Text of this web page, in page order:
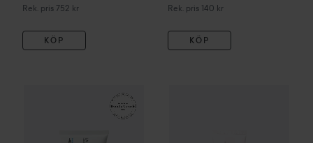
Rek. pris 752 kr
Rekommenderat pris 752 kr
KÖP
Rek. pris 140 kr
Rekommenderat pris 140 kr
KÖP
La Roche-Posay